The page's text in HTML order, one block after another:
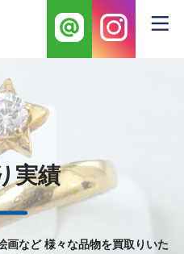
実績
画など様々な品物を買取りいた